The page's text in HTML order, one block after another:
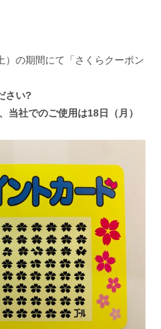
の期間にて「さくらクーポン
さい?
社でのご使用は18日（月）